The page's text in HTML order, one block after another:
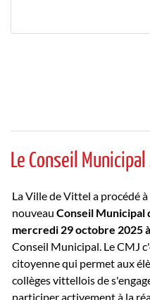
Le Conseil
La Ville de Vittel a procédé
nouveau Conseil Municipal
mercredi 29 octobre 2025
Conseil Municipal. Le CMJ
citoyenne qui permet aux
collèges vittellois de
participer activement à la